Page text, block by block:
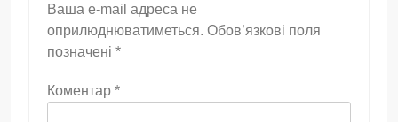
Ваша e-mail адреса не
оприлюднюватиметься. Обов’язкові поля
позначені *
Коментар *